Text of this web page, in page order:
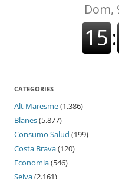
CATEGORIES
Alt Maresme(1.386)
Blanes(5.877)
Consumo Salud (199)
Costa Brava(120)
Economia(546)
Selva(2.161)